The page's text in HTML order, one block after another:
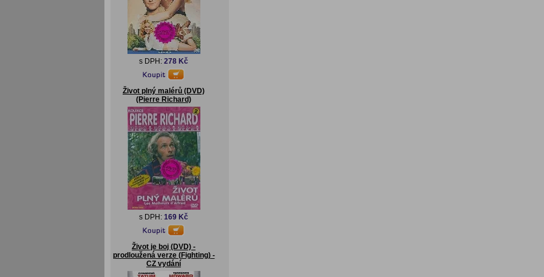
s DPH: 278 Kč
Život plný malérů (DVD)
(Pierre Richard)
s DPH: 169 Kč
Život je boj (DVD) -
prodloužená verze (Fighting) -
CZ vydání